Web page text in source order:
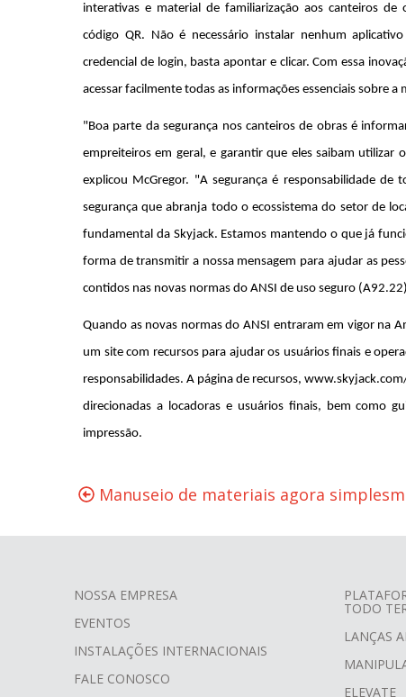
interativas e material de familiarização aos canteiros
código QR. Não é necessário instalar nenhum
credencial de login, basta apontar e clicar. Com essa
acessar facilmente todas as informações essenciais sobre
"Boa parte da segurança nos canteiros de obras é
empreiteiros em geral, e garantir que eles saibam utilizar
explicou McGregor. "A segurança é responsabilidade de
segurança que abranja todo o ecossistema do setor de
fundamental da Skyjack. Estamos mantendo o que já
forma de transmitir a nossa mensagem para ajudar as
contidos nas novas normas do ANSI de uso seguro
Quando as novas normas do ANSI entraram em vigor na
um site com recursos para ajudar os usuários finais e
responsabilidades. A página de recursos,
direcionadas a locadoras e usuários finais, bem como
impressão.
Manuseio de materiais agora
FOOTER
MENU
NOSSA EMPRESA
EVENTOS
INSTALAÇÕES INTERNACIONAIS
FALE CONOSCO
TODO
LANÇAS
ELEVATE